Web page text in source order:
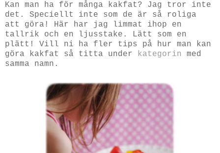
Kan man ha för många kakfat? Jag tror inte
det. Speciellt inte som de är så roliga
att göra! Här har jag limmat ihop en
tallrik och en ljusstake. Lätt som en
plätt! Vill ni ha fler tips på hur man kan
göra kakfat så titta under
kategorin
med
samma namn.